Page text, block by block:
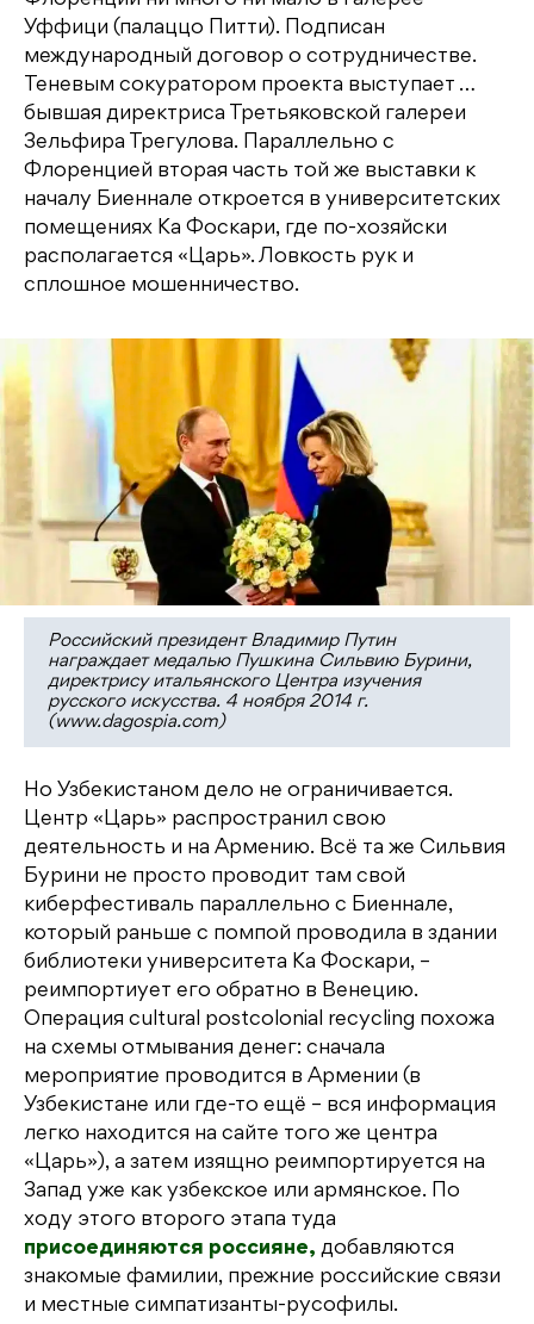
Уффици (палаццо Питти). Подписан
международный договор о сотрудничестве.
Теневым сокуратором проекта выступает …
бывшая директриса Третьяковской галереи
Зельфира Трегулова. Параллельно с
Флоренцией вторая часть той же выставки к
началу Биеннале откроется в университетских
помещениях Ка Фоскари, где по-хозяйски
располагается «Царь». Ловкость рук и
сплошное мошенничество.
Российский президент Владимир Путин
награждает медалью Пушкина Сильвию Бурини,
директрису итальянского Центра изучения
русского искусства. 4 ноября 2014 г.
(www.dagospia.com)
Но Узбекистаном дело не ограничивается.
Центр «Царь» распространил свою
деятельность и на Армению. Всё та же Сильвия
Бурини не просто проводит там свой
киберфестиваль параллельно с Биеннале,
который раньше с помпой проводила в здании
библиотеки университета Ка Фоскари, –
реимпортиует его обратно в Венецию.
Операция cultural postcolonial recycling похожа
на схемы отмывания денег: сначала
мероприятие проводится в Армении (в
Узбекистане или где-то ещё – вся информация
легко находится на сайте того же центра
«Царь»), а затем изящно реимпортируется на
Запад уже как узбекское или армянское. По
ходу этого второго этапа туда
присоединяются россияне, добавляются
знакомые фамилии, прежние российские связи
и местные симпатизанты-русофилы.